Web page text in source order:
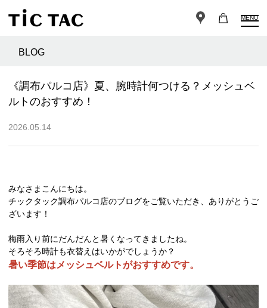
MENU
BLOG
《調布パルコ店》夏、腕時計何つける？メッシュベ
ルトのおすすめ！
2026.05.14
みなさまこんにちは。
チックタック調布パルコ店のブログをご覧いただき、ありがとうご
ざいます！
梅雨入り前にだんだんと暑くなってきましたね。
そろそろ時計も衣替えはいかがでしょうか？
暑い季節はメッシュベルトがおすすめです。